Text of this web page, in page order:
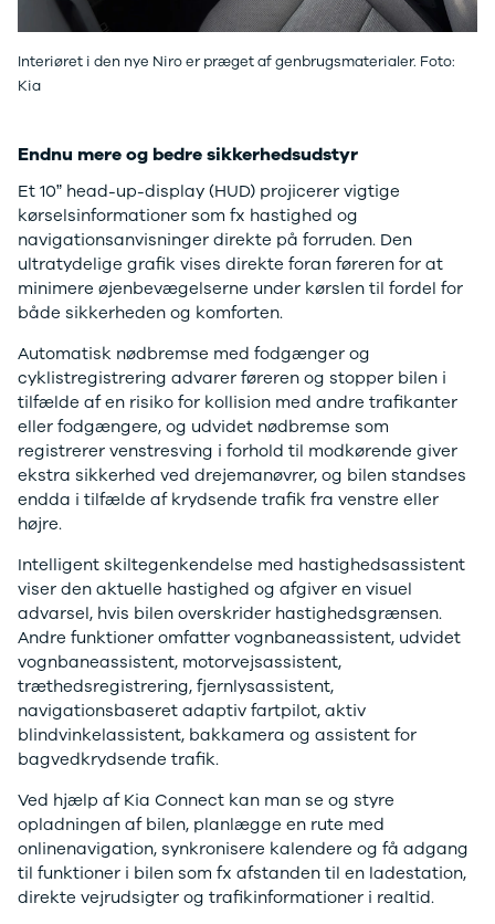
Bronco
B-Max
C-Max
EcoSport
Explorer
Ka
F-150
Fiesta
Focus
Galaxy
Kuga
Mondeo
Mustang
Mustang
Mach-E
Puma
Ranger
Ranger
Transit
Courier
Transit
Connect
Transit
Custom
Transit 350
L2 Van
Transit 350
L3 Van
Transit 350
L3 Chassis
Transit 350
L4 Chassis
E-Transit
Interiøret i den nye Niro er præget af genbrugsmaterialer. Foto:
Kia
Endnu mere og bedre sikkerhedsudstyr
Et 10” head-up-display (HUD) projicerer vigtige
kørselsinformationer som fx hastighed og
navigationsanvisninger direkte på forruden. Den
ultratydelige grafik vises direkte foran føreren for at
minimere øjenbevægelserne under kørslen til fordel for
både sikkerheden og komforten.
Automatisk nødbremse med fodgænger og
cyklistregistrering advarer føreren og stopper bilen i
tilfælde af en risiko for kollision med andre trafikanter
eller fodgængere, og udvidet nødbremse som
registrerer venstresving i forhold til modkørende giver
ekstra sikkerhed ved drejemanøvrer, og bilen standses
endda i tilfælde af krydsende trafik fra venstre eller
højre.
Intelligent skiltegenkendelse med hastighedsassistent
viser den aktuelle hastighed og afgiver en visuel
advarsel, hvis bilen overskrider hastighedsgrænsen.
Andre funktioner omfatter vognbaneassistent, udvidet
vognbaneassistent, motorvejsassistent,
træthedsregistrering, fjernlysassistent,
navigationsbaseret adaptiv fartpilot, aktiv
blindvinkelassistent, bakkamera og assistent for
bagvedkrydsende trafik.
Ved hjælp af Kia Connect kan man se og styre
opladningen af bilen, planlægge en rute med
onlinenavigation, synkronisere kalendere og få adgang
til funktioner i bilen som fx afstanden til en ladestation,
direkte vejrudsigter og trafikinformationer i realtid.